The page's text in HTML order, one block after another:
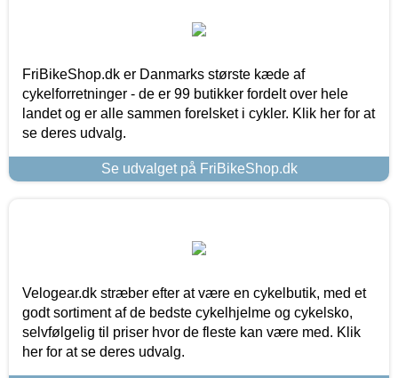
FriBikeShop.dk er Danmarks største kæde af
cykelforretninger - de er 99 butikker fordelt over hele
landet og er alle sammen forelsket i cykler. Klik her for at
se deres udvalg.
Se udvalget på FriBikeShop.dk
Velogear.dk stræber efter at være en cykelbutik, med et
godt sortiment af de bedste cykelhjelme og cykelsko,
selvfølgelig til priser hvor de fleste kan være med. Klik
her for at se deres udvalg.